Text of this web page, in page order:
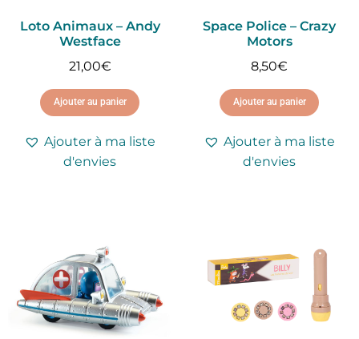
Loto Animaux – Andy
Westface
21,00€
Ajouter au panier
Ajouter à ma liste
d'envies
Space Police – Crazy
Motors
8,50€
Ajouter au panier
Ajouter à ma liste
d'envies